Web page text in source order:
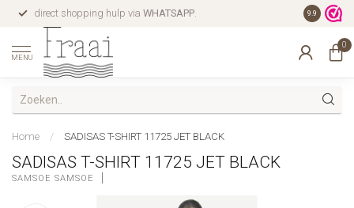
direct shopping hulp via WHATSAPP. gratis
9.9
MENU
0
Home / SADISAS T-SHIRT 11725 JET BLACK
SADISAS T-SHIRT 11725 JET BLACK
SAMSOE SAMSOE